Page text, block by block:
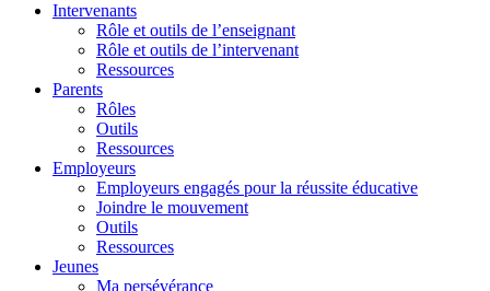
Intervenants
Rôle et outils de l’enseignant
Rôle et outils de l’intervenant
Ressources
Parents
Rôles
Outils
Ressources
Employeurs
Employeurs engagés pour la réussite éducative
Joindre le mouvement
Outils
Ressources
Jeunes
Ma persévérance